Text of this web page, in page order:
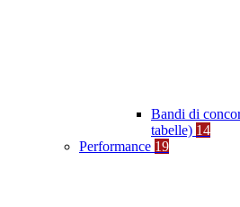
Bandi di
tabelle) 14
Performance 19